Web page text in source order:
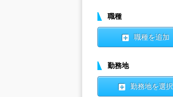
職種
職種を追加
勤務地
勤務地を選択